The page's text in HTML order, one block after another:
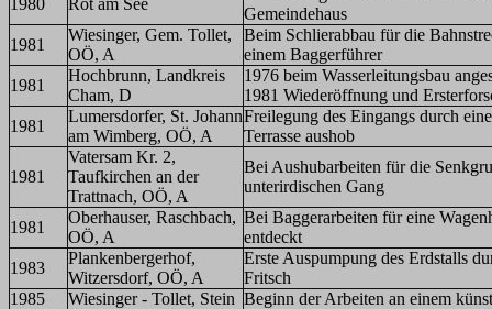
1980
Rot am See
Gemeindehaus
1981
Wiesinger, Gem. Tollet,
OÖ, A
Beim Schlierabbau für die
einem Baggerführer
1981
Hochbrunn, Landkreis
Cham, D
1976 beim Wasserleitungsbau
1981 Wiederöffnung und
1981
Lumersdorfer, St. Johann
am Wimberg, OÖ, A
Freilegung des Eingangs durch
Terrasse aushob
1981
Vatersam Kr. 2,
Taufkirchen an der
Trattnach, OÖ, A
Bei Aushubarbeiten für die
unterirdischen Gang
1981
Oberhauser, Raschbach,
OÖ, A
Bei Baggerarbeiten für eine
entdeckt
1983
Plankenbergerhof,
Witzersdorf, OÖ, A
Erste Auspumpung des Erdstalls
Fritsch
1985
Wiesinger - Tollet, Stein Beginn der Arbeiten an einem